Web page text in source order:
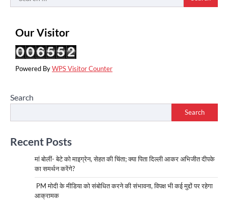
for:
Our Visitor
Powered ByWPS Visitor Counter
Search
Search
Recent Posts
मां बोलीं- बेटे को माइग्रेन, सेहत की चिंता; क्या पिता दिल्ली आकर अभिजीत दीपके
का समर्थन करेंगे?
PM मोदी के मीडिया को संबोधित करने की संभावना, विपक्ष भी कई मुद्दों पर रहेगा
आक्रामक